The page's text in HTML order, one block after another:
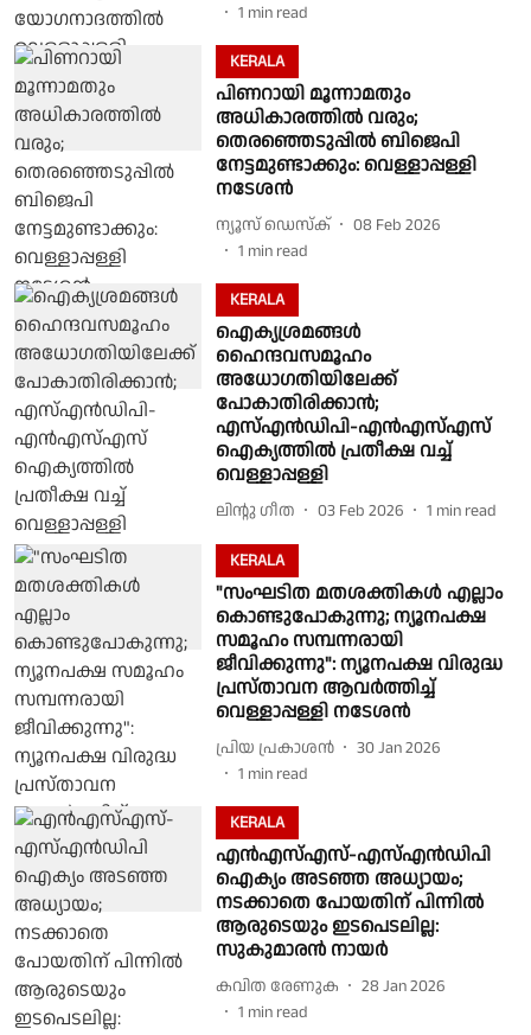
1 min read
KERALA
പിണറായി മൂന്നാമതും
അധികാരത്തിൽ വരും;
തെരഞ്ഞെടുപ്പിൽ ബിജെപി
നേട്ടമുണ്ടാക്കും: വെള്ളാപ്പള്ളി
നടേശൻ
ന്യൂസ് ഡെസ്ക്
08 Feb 2026
1 min read
KERALA
ഐക്യശ്രമങ്ങൾ
ഹൈന്ദവസമൂഹം
അധോഗതിയിലേക്ക്
പോകാതിരിക്കാൻ;
എസ്എൻഡിപി-എൻഎസ്എസ്
ഐക്യത്തിൽ പ്രതീക്ഷ വച്ച്
വെള്ളാപ്പള്ളി
ലിൻ്റു ഗീത 03 Feb 2026 1 min read
KERALA
"സംഘടിത മതശക്തികൾ എല്ലാം
കൊണ്ടുപോകുന്നു; ന്യൂനപക്ഷ
സമൂഹം സമ്പന്നരായി
ജീവിക്കുന്നു": ന്യൂനപക്ഷ വിരുദ്ധ
പ്രസ്താവന ആവർത്തിച്ച്
വെള്ളാപ്പള്ളി നടേശൻ
പ്രിയ പ്രകാശന്‍
30 Jan 2026
1 min read
KERALA
എന്‍എസ്എസ്-എസ്എന്‍ഡിപി
ഐക്യം അടഞ്ഞ അധ്യായം;
നടക്കാതെ പോയതിന് പിന്നില്‍
ആരുടെയും ഇടപെടലില്ല:
സുകുമാരന്‍ നായര്‍
കവിത രേണുക
28 Jan 2026
1 min read